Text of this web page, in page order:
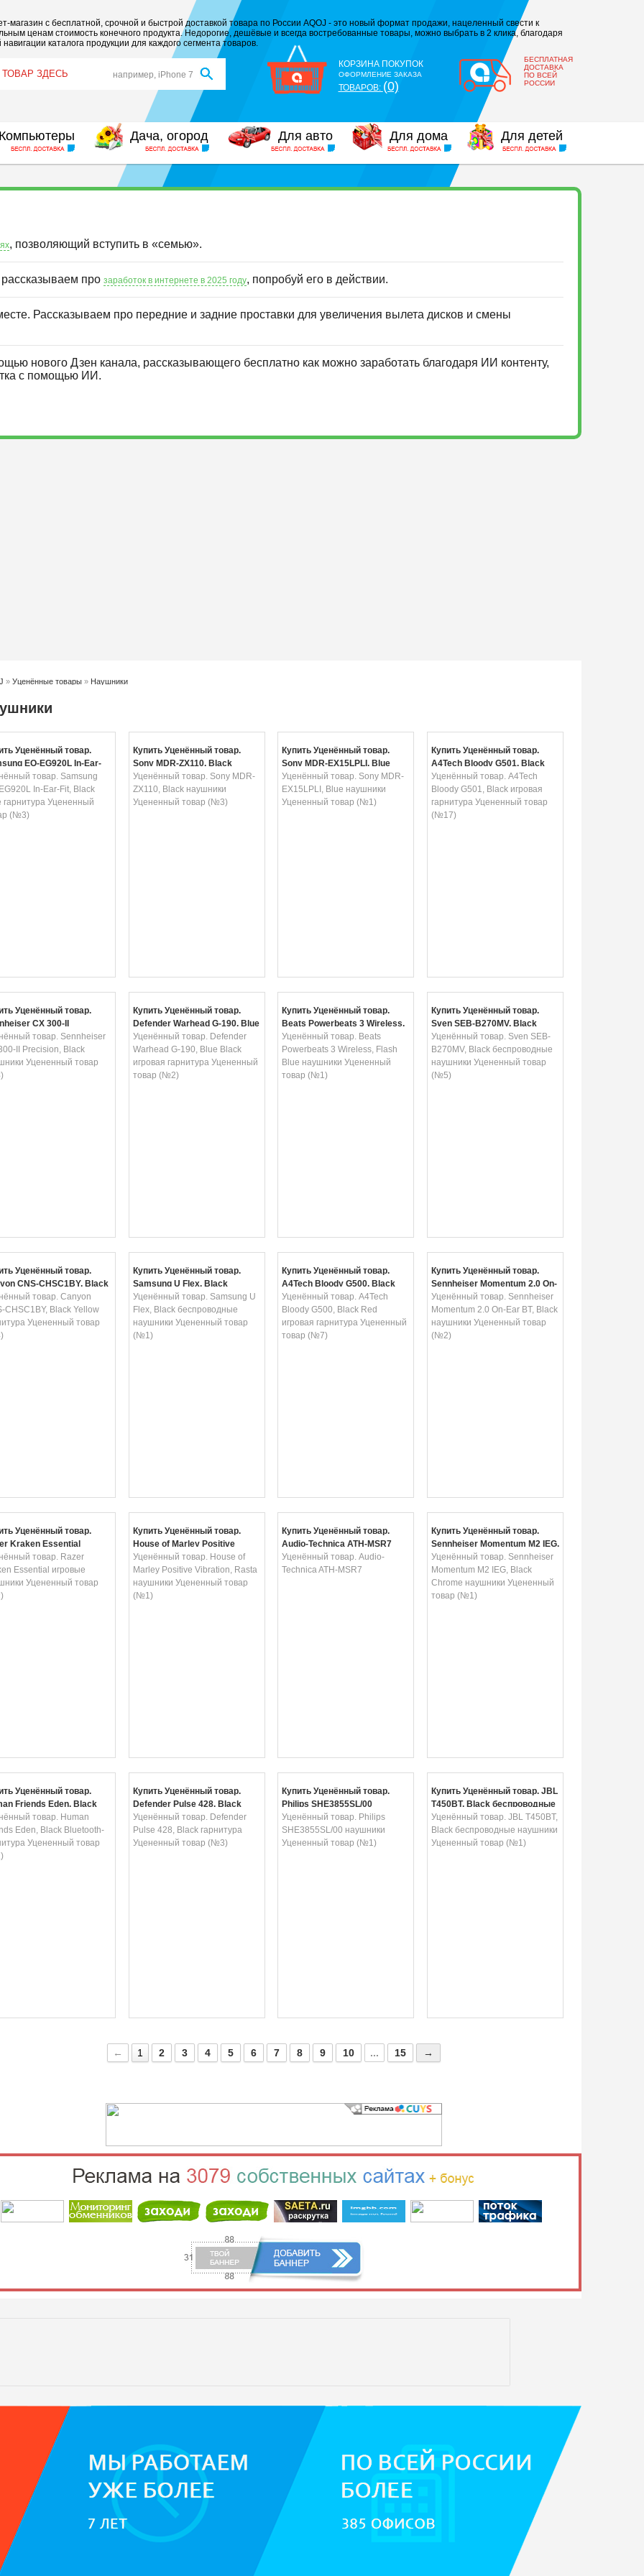
магазин с бесплатной, срочной и быстрой доставкой товара по России AQOJ - это новый формат продажи, нацеленный свести к
ценам стоимость конечного продукта. Недорогие, дешёвые и всегда востребованные товары, можно выбрать в 2 клика, благодаря
каталога продукции для каждого сегмента товаров.
например, iPhone 7
КОРЗИНА ПОКУПОК
ОФОРМЛЕНИЕ ЗАКАЗА
ТОВАРОВ: (0)
БЕСПЛАТНАЯ
ДОСТАВКА
ПО ВСЕЙ
РОССИИ
Компьютеры Дача, огород Для авто Для дома Для детей
, позволяющий вступить в «семью».
про заработок в интернете в 2025 году, попробуй его в действии.
Рассказываем про передние и задние проставки для увеличения вылета дисков и смены
нового Дзен канала, рассказывающего бесплатно как можно заработать благодаря ИИ контенту,
с помощью ИИ.
» Уценённые товары» Наушники
Уценённый товар.
EO-EG920L In-Ear-
Blue гарнитура
товар (№3)
товар. Samsung
In-Ear-Fit, Black
гарнитура Уцененный
(№3)
Купить Уценённый товар.
Sony MDR-ZX110, Black
наушники Уцененный товар
(№3)
Уценённый товар. Sony MDR-
ZX110, Black наушники
Уцененный товар (№3)
Купить Уценённый товар.
Sony MDR-EX15LPLI, Blue
наушники Уцененный товар
(№1)
Уценённый товар. Sony MDR-
EX15LPLI, Blue наушники
Уцененный товар (№1)
Купить Уценённый товар.
A4Tech Bloody G501, Black
игровая гарнитура
Уцененный товар (№17)
Уценённый товар. A4Tech
Bloody G501, Black игровая
гарнитура Уцененный товар
(№17)
Уценённый товар.
CX 300-II
Black наушники
товар (№8)
товар. Sennheiser
II Precision, Black
Уцененный товар
Купить Уценённый товар.
Defender Warhead G-190, Blue
Black игровая гарнитура
Уцененный товар (№2)
Уценённый товар. Defender
Warhead G-190, Blue Black
игровая гарнитура Уцененный
товар (№2)
Купить Уценённый товар.
Beats Powerbeats 3 Wireless,
Flash Blue наушники
Уцененный товар (№1)
Уценённый товар. Beats
Powerbeats 3 Wireless, Flash
Blue наушники Уцененный
товар (№1)
Купить Уценённый товар.
Sven SEB-B270MV, Black
беспроводные наушники
Уцененный товар (№5)
Уценённый товар. Sven SEB-
B270MV, Black беспроводные
наушники Уцененный товар
(№5)
Уценённый товар.
CNS-CHSC1BY, Black
гарнитура Уцененный
(№4)
товар. Canyon
CHSC1BY, Black Yellow
Уцененный товар
Купить Уценённый товар.
Samsung U Flex, Black
беспроводные наушники
Уцененный товар (№1)
Уценённый товар. Samsung U
Flex, Black беспроводные
наушники Уцененный товар
(№1)
Купить Уценённый товар.
A4Tech Bloody G500, Black
Red игровая гарнитура
Уцененный товар (№7)
Уценённый товар. A4Tech
Bloody G500, Black Red
игровая гарнитура Уцененный
товар (№7)
Купить Уценённый товар.
Sennheiser Momentum 2.0 On-
Ear BT, Black наушники
Уцененный товар (№2)
Уценённый товар. Sennheiser
Momentum 2.0 On-Ear BT, Black
наушники Уцененный товар
(№2)
Уценённый товар.
Kraken Essential
наушники
товар (№2)
товар. Razer
Essential игровые
Уцененный товар
Купить Уценённый товар.
House of Marley Positive
Vibration, Rasta наушники
Уцененный товар (№1)
Уценённый товар. House of
Marley Positive Vibration, Rasta
наушники Уцененный товар
(№1)
Купить Уценённый товар.
Audio-Technica ATH-MSR7
Уценённый товар. Audio-
Technica ATH-MSR7
Купить Уценённый товар.
Sennheiser Momentum M2 IEG,
Black Chrome наушники
Уцененный товар (№1)
Уценённый товар. Sennheiser
Momentum M2 IEG, Black
Chrome наушники Уцененный
товар (№1)
Уценённый товар.
Friends Eden, Black
гарнитура
товар (№1)
товар. Human
Eden, Black Bluetooth-
Уцененный товар
Купить Уценённый товар.
Defender Pulse 428, Black
гарнитура Уцененный товар
(№3)
Уценённый товар. Defender
Pulse 428, Black гарнитура
Уцененный товар (№3)
Купить Уценённый товар.
Philips SHE3855SL/00
наушники Уцененный товар
(№1)
Уценённый товар. Philips
SHE3855SL/00 наушники
Уцененный товар (№1)
Купить Уценённый товар. JBL
T450BT, Black беспроводные
наушники Уцененный товар
(№1)
Уценённый товар. JBL T450BT,
Black беспроводные наушники
Уцененный товар (№1)
← 1 2 3 4 5 6 7 8 9 10 ... 15 →